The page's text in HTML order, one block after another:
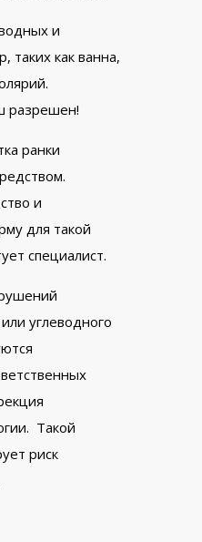
и
таких как ванна,
разрешен!
ранки
и
для такой
специалист.
углеводного
Такой
риск